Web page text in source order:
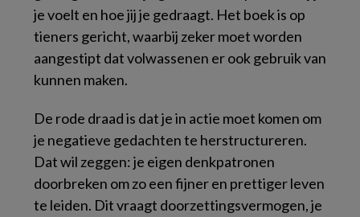
je voelt en hoe jij je gedraagt. Het boek is op
tieners gericht, waarbij zeker moet worden
aangestipt dat volwassenen er ook gebruik van
kunnen maken.
De rode draad is dat je in actie moet komen om
je negatieve gedachten te herstructureren.
Dat wil zeggen: je eigen denkpatronen
doorbreken om zo een fijner en prettiger leven
te leiden. Dit vraagt doorzettingsvermogen, je